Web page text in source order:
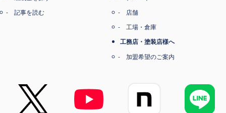
記事を読む
店舗
工場・倉庫
工務店・塗装店様へ
加盟希望のご案内